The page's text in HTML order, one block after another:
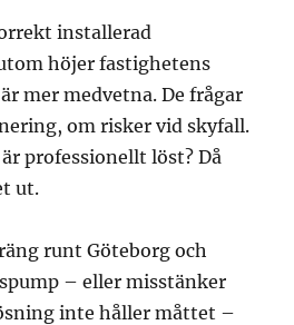
installerad
höjer fastighetens
mer medvetna. De frågar
om risker vid skyfall.
professionellt löst? Då
ut.
runt Göteborg och
– eller misstänker
inte håller måttet –